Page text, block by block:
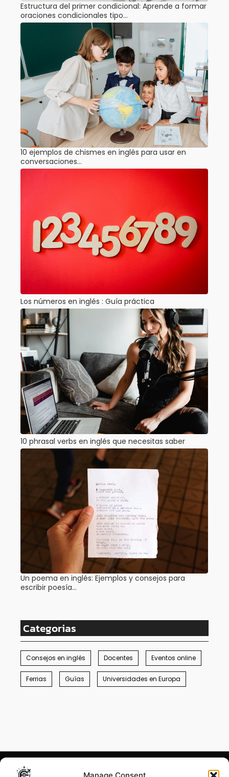
Estructura del primer condicional: Aprende a formar
oraciones condicionales tipo…
10 ejemplos de chismes en inglés para usar en
conversaciones…
Los números en inglés : Guía práctica
10 phrasal verbs en inglés que necesitas saber
Un poema en inglés: Ejemplos y consejos para
escribir poesía…
Categorias
Consejos en inglés Docentes Eventos online
Ferrias Guías Universidades en Europa